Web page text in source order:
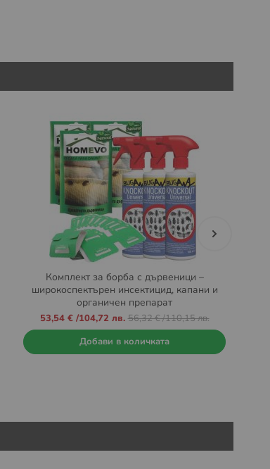
Комплект за борба с дървеници –
широкоспектърен инсектицид, капани и
органичен препарат
Промо
цена
53,54 €/104,72 лв. 56,32 €/110,15 лв.
Добави в количката